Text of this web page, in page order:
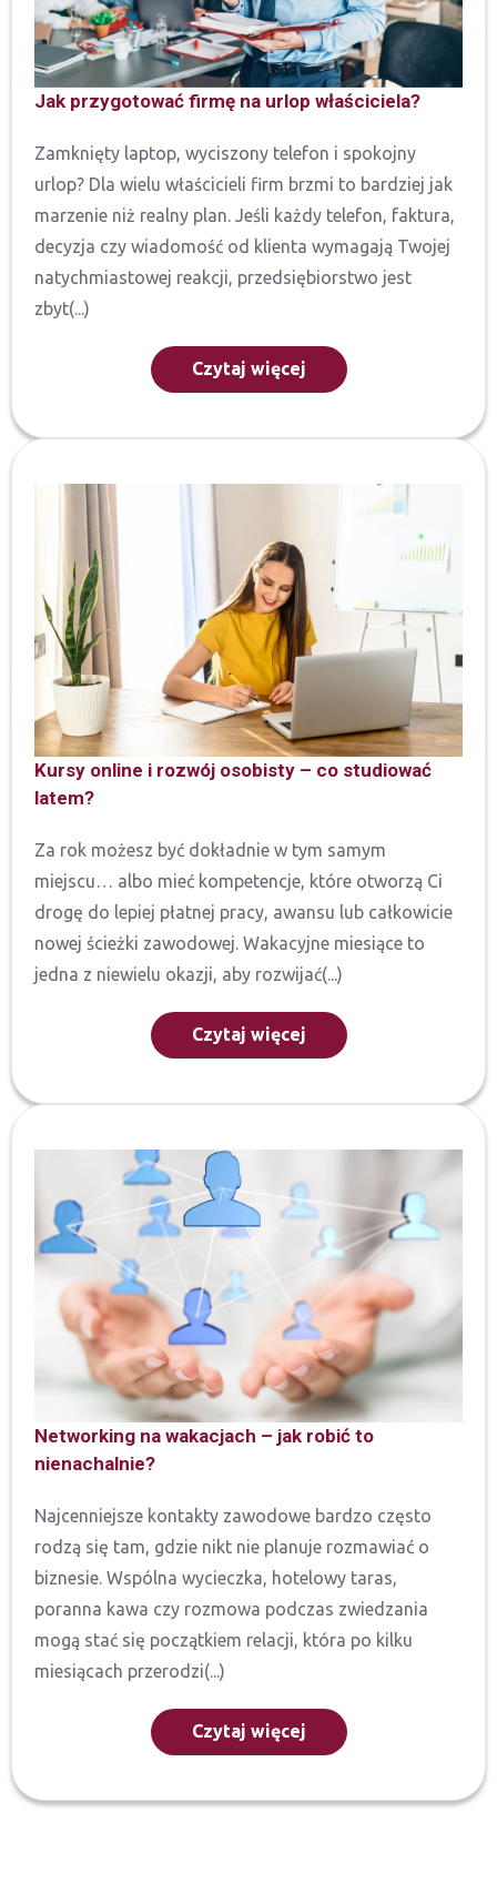
Jak przygotować firmę na urlop właściciela?
Zamknięty laptop, wyciszony telefon i spokojny
urlop? Dla wielu właścicieli firm brzmi to bardziej jak
marzenie niż realny plan. Jeśli każdy telefon, faktura,
decyzja czy wiadomość od klienta wymagają Twojej
natychmiastowej reakcji, przedsiębiorstwo jest
zbyt(...)
Czytaj więcej
Kursy online i rozwój osobisty – co studiować
latem?
Za rok możesz być dokładnie w tym samym
miejscu… albo mieć kompetencje, które otworzą Ci
drogę do lepiej płatnej pracy, awansu lub całkowicie
nowej ścieżki zawodowej. Wakacyjne miesiące to
jedna z niewielu okazji, aby rozwijać(...)
Czytaj więcej
Networking na wakacjach – jak robić to
nienachalnie?
Najcenniejsze kontakty zawodowe bardzo często
rodzą się tam, gdzie nikt nie planuje rozmawiać o
biznesie. Wspólna wycieczka, hotelowy taras,
poranna kawa czy rozmowa podczas zwiedzania
mogą stać się początkiem relacji, która po kilku
miesiącach przerodzi(...)
Czytaj więcej